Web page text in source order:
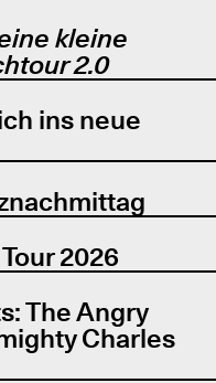
kleine
2.0
ins neue
2026
The Angry
Charles